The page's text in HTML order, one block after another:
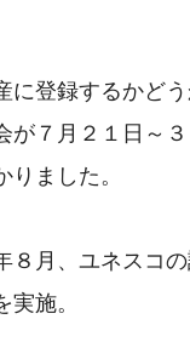
に登録するかど
が７月２１日～
ました。
８月、ユネスコ
施。